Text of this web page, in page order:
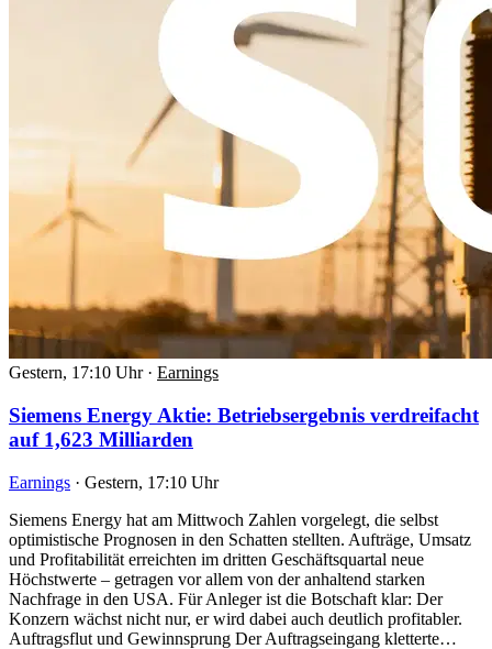
Gestern, 17:10 Uhr · Earnings
Siemens Energy Aktie: Betriebsergebnis verdreifacht
auf 1,623 Milliarden
Earnings · Gestern, 17:10 Uhr
Siemens Energy hat am Mittwoch Zahlen vorgelegt, die selbst
optimistische Prognosen in den Schatten stellten. Aufträge, Umsatz
und Profitabilität erreichten im dritten Geschäftsquartal neue
Höchstwerte – getragen vor allem von der anhaltend starken
Nachfrage in den USA. Für Anleger ist die Botschaft klar: Der
Konzern wächst nicht nur, er wird dabei auch deutlich profitabler.
Auftragsflut und Gewinnsprung Der Auftragseingang kletterte…